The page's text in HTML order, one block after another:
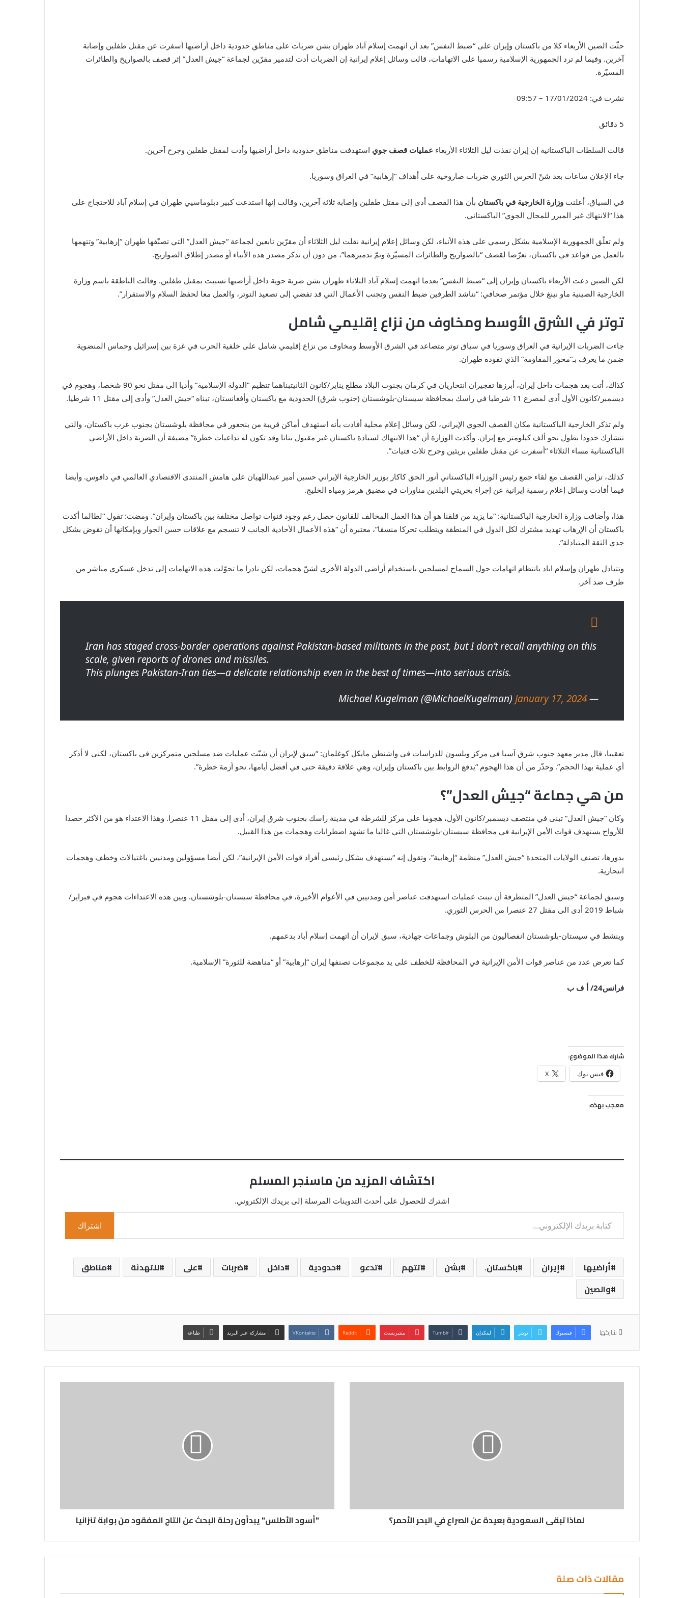
حثّت الصين الأربعاء كلا من باكستان وإيران على “ضبط النفس” بعد أن اتهمت إسلام آباد طهران بشن ضربات على مناطق حدودية داخل أراضيها أسفرت عن مقتل طفلين وإصابة
آخرين. وفيما لم ترد الجمهورية الإسلامية رسميا على الاتهامات، قالت وسائل إعلام إيرانية إن الضربات أدت لتدمير مقرّين لجماعة “جيش العدل” إثر قصف بالصواريخ والطائرات
المسيّرة.
نشرت في: 17/01/2024 – 09:57
5 دقائق
قالت السلطات الباكستانية إن إيران نفذت ليل الثلاثاء الأربعاء عمليات قصف جوي استهدفت مناطق حدودية داخل أراضيها وأدت لمقتل طفلين وجرح آخرين.
جاء الإعلان ساعات بعد شنّ الحرس الثوري ضربات صاروخية على أهداف “إرهابية” في العراق وسوريا.
في السياق، أعلنت وزارة الخارجية في باكستان بأن هذا القصف أدى إلى مقتل طفلين وإصابة ثلاثة آخرين، وقالت إنها استدعت كبير دبلوماسيي طهران في إسلام آباد للاحتجاج على
هذا “الانتهاك غير المبرر للمجال الجوي” الباكستاني.
ولم تعلّق الجمهورية الإسلامية بشكل رسمي على هذه الأنباء، لكن وسائل إعلام إيرانية نقلت ليل الثلاثاء أن مقرّين تابعين لجماعة “جيش العدل” التي تصنّفها طهران “إرهابية” وتتهمها
بالعمل من قواعد في باكستان، تعرّضا لقصف “بالصواريخ والطائرات المسيّرة وتمّ تدميرهما”، من دون أن تذكر مصدر هذه الأنباء أو مصدر إطلاق الصواريخ.
لكن الصين دعت الأربعاء باكستان وإيران إلى “ضبط النفس” بعدما اتهمت إسلام آباد الثلاثاء طهران بشن ضربة جوية داخل أراضيها تسببت بمقتل طفلين. وقالت الناطقة باسم وزارة
الخارجية الصينية ماو نينغ خلال مؤتمر صحافي: “نناشد الطرفين ضبط النفس وتجنب الأعمال التي قد تفضي إلى تصعيد التوتر، والعمل معا لحفظ السلام والاستقرار”.
توتر في الشرق الأوسط ومخاوف من نزاع إقليمي شامل
جاءت الضربات الإيرانية في العراق وسوريا في سياق توتر متصاعد في الشرق الأوسط ومخاوف من نزاع إقليمي شامل على خلفية الحرب في غزة بين إسرائيل وحماس المنضوية
ضمن ما يعرف بـ”محور المقاومة” الذي تقوده طهران.
كذاك، أتت بعد هجمات داخل إيران، أبرزها تفجيران انتحاريان في كرمان بجنوب البلاد مطلع يناير/كانون الثانيتبناهما تنظيم “الدولة الإسلامية” وأديا الى مقتل نحو 90 شخصا، وهجوم في
ديسمبر/كانون الأول أدى لمصرع 11 شرطيا في راسك بمحافظة سيستان-بلوشستان (جنوب شرق) الحدودية مع باكستان وأفغانستان، تبناه “جيش العدل” وأدى إلى مقتل 11 شرطيا.
ولم تذكر الخارجية الباكستانية مكان القصف الجوي الإيراني، لكن وسائل إعلام محلية أفادت بأنه استهدف أماكن قريبة من بنجغور في محافظة بلوشستان بجنوب غرب باكستان، والتي
تتشارك حدودا بطول نحو ألف كيلومتر مع إيران. وأكدت الوزارة أن “هذا الانتهاك لسيادة باكستان غير مقبول بتاتا وقد تكون له تداعيات خطرة” مضيفة أن الضربة داخل الأراضي
الباكستانية مساء الثلاثاء “أسفرت عن مقتل طفلين بريئين وجرح ثلاث فتيات”.
كذلك، تزامن القصف مع لقاء جمع رئيس الوزراء الباكستاني أنور الحق كاكار بوزير الخارجية الإيراني حسين أمير عبداللهيان على هامش المنتدى الاقتصادي العالمي في دافوس. وأيضا
فيما أفادت وسائل إعلام رسمية إيرانية عن إجراء بحريتي البلدين مناورات في مضيق هرمز ومياه الخليج.
هذا، وأضافت وزارة الخارجية الباكستانية: “ما يزيد من قلقنا هو أن هذا العمل المخالف للقانون حصل رغم وجود قنوات تواصل مختلفة بين باكستان وإيران”. ومضت: تقول “لطالما أكدت
باكستان أن الإرهاب تهديد مشترك لكل الدول في المنطقة ويتطلب تحركا منسقا”، معتبرة أن “هذه الأعمال الأحادية الجانب لا تنسجم مع علاقات حسن الجوار وبإمكانها أن تقوض بشكل
جدي الثقة المتبادلة”.
وتتبادل طهران وإسلام اباد بانتظام اتهامات حول السماح لمسلحين باستخدام أراضي الدولة الأخرى لشنّ هجمات، لكن نادرا ما تحوّلت هذه الاتهامات إلى تدخل عسكري مباشر من
طرف ضد آخر.
Iran has staged cross-border operations against Pakistan-based militants in the past, but I don’t recall anything on this
scale, given reports of drones and missiles.
This plunges Pakistan-Iran ties—a delicate relationship even in the best of times—into serious crisis.
— Michael Kugelman (@MichaelKugelman)
January 17, 2024
تعقيبا، قال مدير معهد جنوب شرق آسيا في مركز ويلسون للدراسات في واشنطن مايكل كوغلمان: “سبق لإيران أن شنّت عمليات ضد مسلحين متمركزين في باكستان، لكني لا أذكر
أي عملية بهذا الحجم”. وحذّر من أن هذا الهجوم “يدفع الروابط بين باكستان وإيران، وهي علاقة دقيقة حتى في أفضل أيامها، نحو أزمة خطرة”.
من هي جماعة “جيش العدل”؟
وكان “جيش العدل” تبنى في منتصف ديسمبر/كانون الأول، هجوما على مركز للشرطة في مدينة راسك بجنوب شرق إيران، أدى إلى مقتل 11 عنصرا. وهذا الاعتداء هو من الأكثر حصدا
للأرواح يستهدف قوات الأمن الإيرانية في محافظة سيستان-بلوشستان التي غالبا ما تشهد اضطرابات وهجمات من هذا القبيل.
بدورها، تصنف الولايات المتحدة “جيش العدل” منظمة “إرهابية”، وتقول إنه “يستهدف بشكل رئيسي أفراد قوات الأمن الإيرانية”، لكن أيضا مسؤولين ومدنيين باغتيالات وخطف وهجمات
انتحارية.
وسبق لجماعة “جيش العدل” المتطرفة أن تبنت عمليات استهدفت عناصر أمن ومدنيين في الأعوام الأخيرة، في محافظة سيستان-بلوشستان. وبين هذه الاعتداءات هجوم في فبراير/
شباط 2019 أدى الى مقتل 27 عنصرا من الحرس الثوري.
وينشط في سيستان-بلوشستان انفصاليون من البلوش وجماعات جهادية، سبق لإيران أن اتهمت إسلام أباد بدعمهم.
كما تعرض عدد من عناصر قوات الأمن الإيرانية في المحافظة للخطف على يد مجموعات تصنفها إيران “إرهابية” أو “مناهضة للثورة” الإسلامية.
فرانس24/ أ ف ب
شارك هذا الموضوع:
فيس بوك X
معجب بهذه:
اكتشاف المزيد من ماسنجر المسلم
اشترك للحصول على أحدث التدوينات المرسلة إلى بريدك الإلكتروني.
كتابة بريدك الإلكتروني...
اشتراك
أراضيها إيران باكستان. بشن تتهم تدعو حدودية داخل ضربات على للتهدئة
مناطق
والصين
شاركها فيسبوك تويتر لينكدإن بينتيريست مشاركة عبر البريد طباعة
لماذا تبقى السعودية بعيدة عن الصراع في البحر الأحمر؟ "أسود الأطلس" يبدأون رحلة البحث عن التاج المفقود من بوابة تنزانيا
مقالات ذات صلة